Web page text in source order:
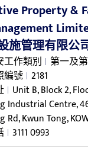
Property &
施管理有限公
工作類別 第一及
編號 2181
Unit B, Block 2,
Industrial Centre,
Rd, Kwun Tong,
3111 0993